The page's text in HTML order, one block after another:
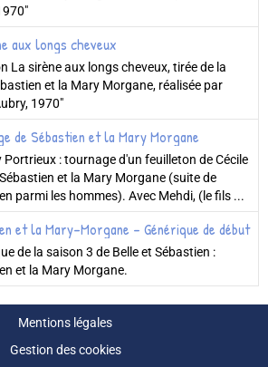
aux longs cheveux
La sirène aux longs cheveux, tirée de la
et la Mary Morgane, réalisée par
1970"
de Sébastien et la Mary Morgane
Portrieux : tournage d'un feuilleton de Cécile
et la Mary Morgane (suite de
parmi les hommes). Avec Mehdi, (le fils ...
et la Mary-Morgane - Générique de début
de la saison 3 de Belle et Sébastien :
et la Mary Morgane.
Mentions légales
Gestion des cookies